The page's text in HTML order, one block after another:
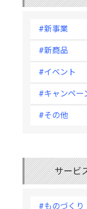
#新事業
#新商品
#イベント
#キャンペー
#その他
サービ
#ものづくり